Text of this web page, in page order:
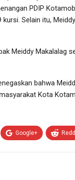
PDIP
Selain itu,
Meiddy Makalalag
bahwa
Kota
Google+